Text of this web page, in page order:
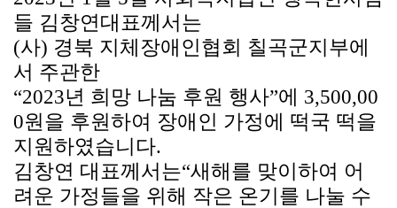
들 김창연대표께서는
(사) 경북 지체장애인협회 칠곡군지부에
서 주관한
“2023년 희망 나눔 후원 행사”에 3,500,00
0원을 후원하여 장애인 가정에 떡국 떡을
지원하였습니다.
김창연 대표께서는“새해를 맞이하여 어
려운 가정들을 위해 작은 온기를 나눌 수